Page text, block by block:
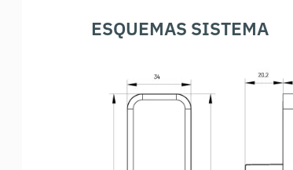
ESQUEMAS SISTEMA